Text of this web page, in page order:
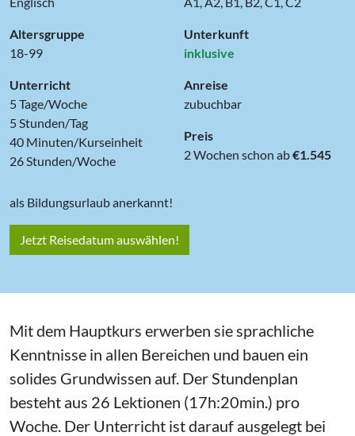
Altersgruppe
18-99
Unterricht
5 Tage/Woche
5 Stunden/Tag
40 Minuten/Kurseinheit
26 Stunden/Woche
Unterkunft
inklusive
Anreise
zubuchbar
Preis
2 Wochen schon ab€1.545
als Bildungsurlaub anerkannt!
Jetzt Reisedatum auswählen!
Mit dem Hauptkurs erwerben sie sprachliche
Kenntnisse in allen Bereichen und bauen ein
solides Grundwissen auf. Der Stundenplan
besteht aus 26 Lektionen (17h:20min.) pro
Woche. Der Unterricht ist darauf ausgelegt bei